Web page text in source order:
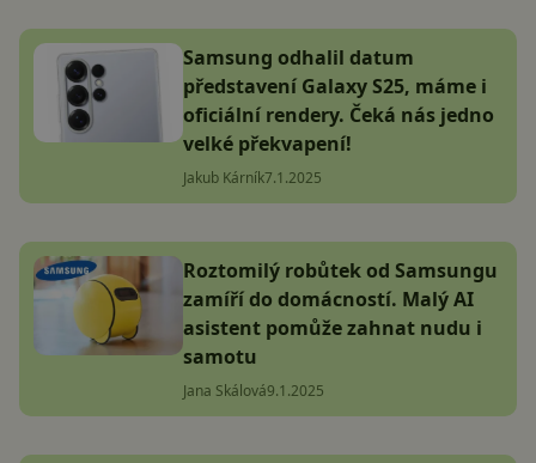
Samsung odhalil datum
představení Galaxy S25, máme i
oficiální rendery. Čeká nás jedno
velké překvapení!
Jakub Kárník7.1.2025
Roztomilý robůtek od Samsungu
zamíří do domácností. Malý AI
asistent pomůže zahnat nudu i
samotu
Jana Skálová9.1.2025